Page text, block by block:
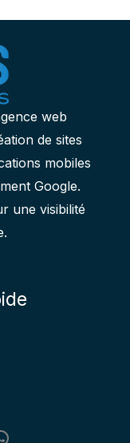
web
de sites
mobiles
Google.
une visibilité